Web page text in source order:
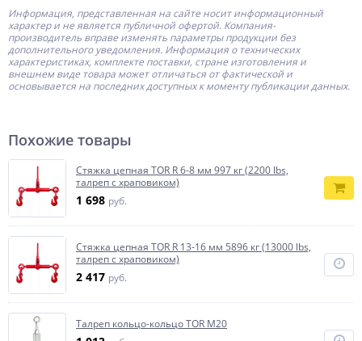
Информация, представленная на сайте носит информационный
характер и не является публичной офертой. Компания-
производитель вправе изменять параметры продукции без
дополнительного уведомления. Информация о технических
характеристиках, комплекте поставки, стране изготовления и
внешнем виде товара может отличаться от фактической и
основывается на последних доступных к моменту публикации данных.
Похожие товары
Стяжка цепная TOR R 6-8 мм 997 кг (2200 lbs,
талреп с храповиком)
1 698 руб.
Стяжка цепная TOR R 13-16 мм 5896 кг (13000 lbs,
талреп с храповиком)
2 417 руб.
Талреп кольцо-кольцо TOR М20